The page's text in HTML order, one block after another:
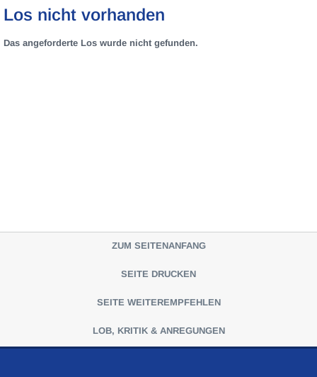
Los nicht vorhanden
Das angeforderte Los wurde nicht gefunden.
ZUM SEITENANFANG
SEITE DRUCKEN
SEITE WEITEREMPFEHLEN
LOB, KRITIK & ANREGUNGEN